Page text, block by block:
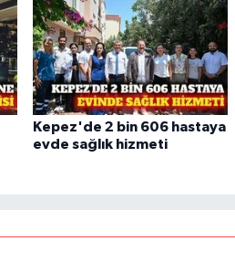
Kepez'de 2 bin 606 hastaya
evde sağlık hizmeti